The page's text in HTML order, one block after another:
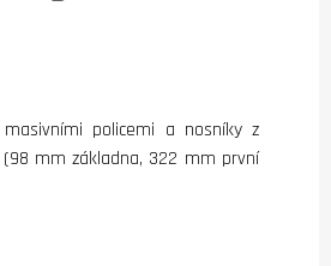
masivními policemi a nosníky z
mm základna, 322 mm první